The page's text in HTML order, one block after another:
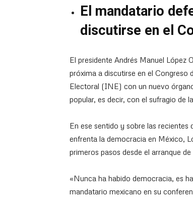
El mandatario
discutirse en el
El presidente Andrés Manuel López
próxima a discutirse en el Congreso
Electoral (INE) con un nuevo
popular, es decir, con el sufragio de
En ese sentido y sobre las recientes
enfrenta la democracia en México,
primeros pasos desde el arranque
«Nunca ha habido democracia, es
mandatario mexicano en su